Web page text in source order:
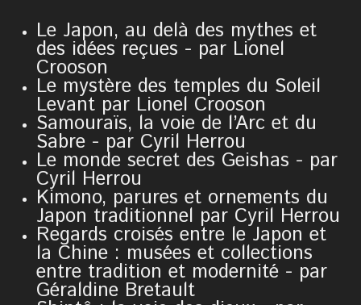
Le Japon, au delà des mythes et
des idées reçues - par Lionel
Crooson
Le mystère des temples du Soleil
Levant par Lionel Crooson
Samouraïs, la voie de l’Arc et du
Sabre - par Cyril Herrou
Le monde secret des Geishas - par
Cyril Herrou
Kimono, parures et ornements du
Japon traditionnel par Cyril Herrou
Regards croisés entre le Japon et
la Chine : musées et collections
entre tradition et modernité - par
Géraldine Bretault